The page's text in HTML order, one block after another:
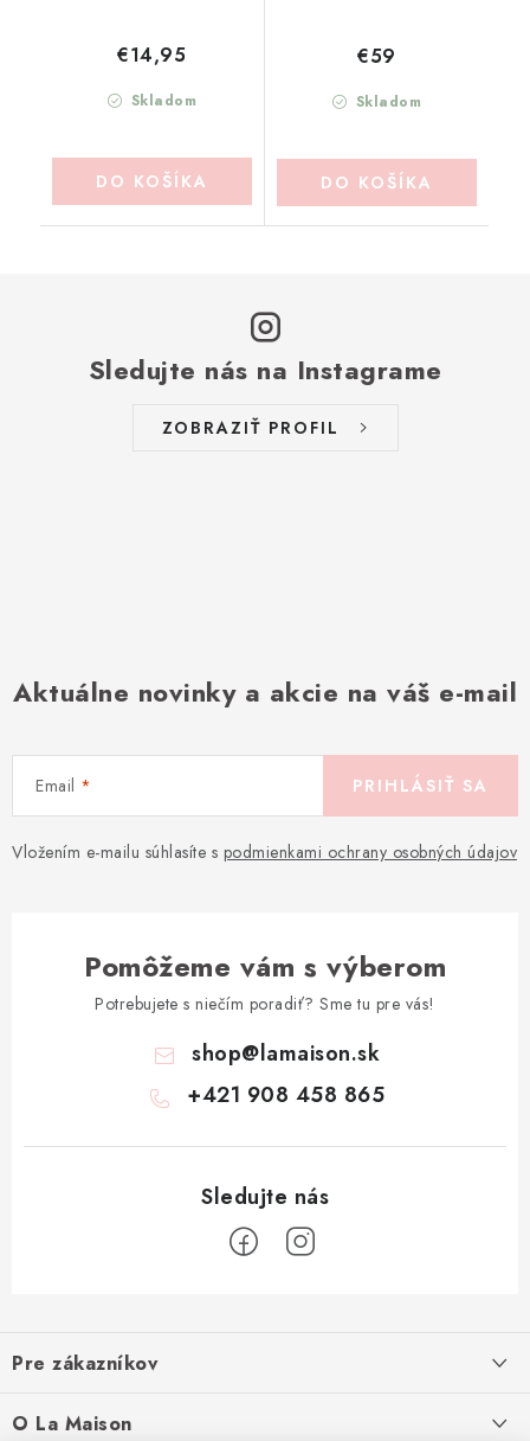
Skladom
€14,95
DO KOŠÍKA
Skladom
€59
DO KOŠÍKA
Sledujte nás na Instagrame
ZOBRAZIŤ PROFIL
Aktuálne novinky a akcie na váš e-mail
Email
Vložením e-mailu súhlasíte s podmienkami ochrany osobných údajov
PRIHLÁSIŤ SA
Pomôžeme vám s výberom
Potrebujete s niečím poradiť? Sme tu pre vás!
shop@lamaison.sk
+421 908 458 865
p
ä
Pre zákazníkov
O La Maison